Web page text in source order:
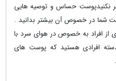
حساس و توصیه هایی
شما در خصوص آن بیشتر بدانید .
افراد به خصوص در هوای سرد با
افرادی هستید که پوست های